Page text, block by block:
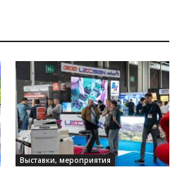
Выставки, мероприятия